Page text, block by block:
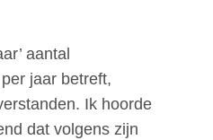
aantal
jaar betreft,
Ik hoorde
dat volgens zijn